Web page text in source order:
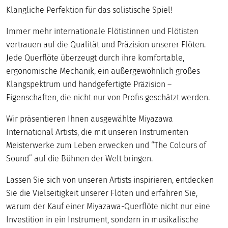
Klangliche Perfektion für das solistische Spiel!
Immer mehr internationale Flötistinnen und Flötisten
vertrauen auf die Qualität und Präzision unserer Flöten.
Jede Querflöte überzeugt durch ihre komfortable,
ergonomische Mechanik, ein außergewöhnlich großes
Klangspektrum und handgefertigte Präzision –
Eigenschaften, die nicht nur von Profis geschätzt werden.
Wir präsentieren Ihnen ausgewählte Miyazawa
International Artists, die mit unseren Instrumenten
Meisterwerke zum Leben erwecken und “The Colours of
Sound” auf die Bühnen der Welt bringen.
Lassen Sie sich von unseren Artists inspirieren, entdecken
Sie die Vielseitigkeit unserer Flöten und erfahren Sie,
warum der Kauf einer Miyazawa-Querflöte nicht nur eine
Investition in ein Instrument, sondern in musikalische